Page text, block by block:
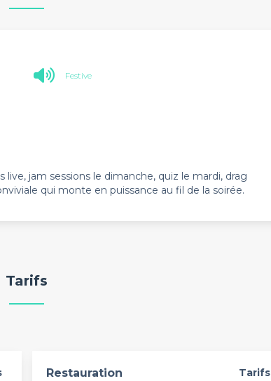
Festive
jam sessions le dimanche, quiz le mardi, drag
qui monte en puissance au fil de la soirée.
Tarifs
Restauration Tarifs